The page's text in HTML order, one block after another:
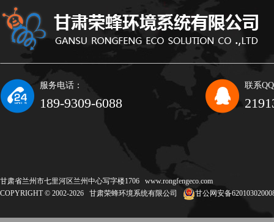
服务电话： 联系
189-9309-6088
甘肃省兰州市七里河区兰州中心写字楼1706 www.rongfengeco.com
COPYRIGHT © 2002-2026 甘肃荣蜂环境系统有限公司
甘公网安备